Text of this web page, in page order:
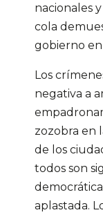
nacionales
cola
gobierno
Los
negativa a
zozobra en
de los
todos son
aplastada.